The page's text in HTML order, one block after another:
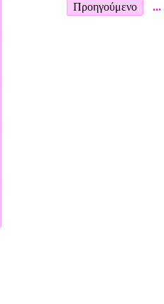
Προηγούμενο ...